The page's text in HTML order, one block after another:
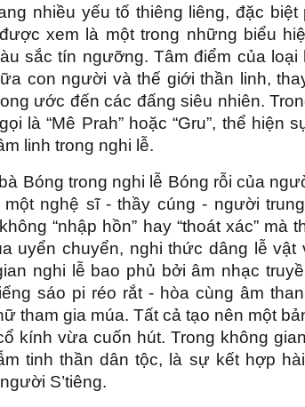
nhiều yếu tố thiêng liêng, đặc
xem là một trong những biểu
sắc tín ngưỡng. Tâm điểm của
con người và thế giới thần linh,
ước đến các đấng siêu nhiên.
là “Mê Prah” hoặc “Gru”, thể hiện
linh trong nghi lễ.
Bóng trong nghi lễ Bóng rỗi của
một nghệ sĩ - thầy cúng - người
“nhập hồn” hay “thoát xác” mà
uyển chuyển, nghi thức dâng lễ vật
nghi lễ bao phủ bởi âm nhạc
sáo pi réo rắt - hòa cùng âm
tham gia múa. Tất cả tạo nên một
kính vừa cuốn hút. Trong không
tinh thần dân tộc, là sự kết hợp
S’tiêng.